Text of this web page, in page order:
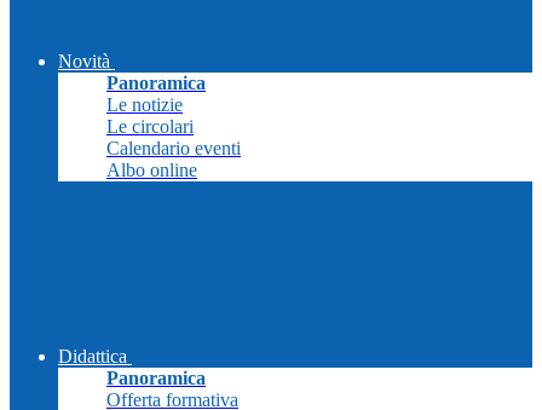
Novità
Panoramica
Le notizie
Le circolari
Calendario eventi
Albo online
Didattica
Panoramica
Offerta formativa